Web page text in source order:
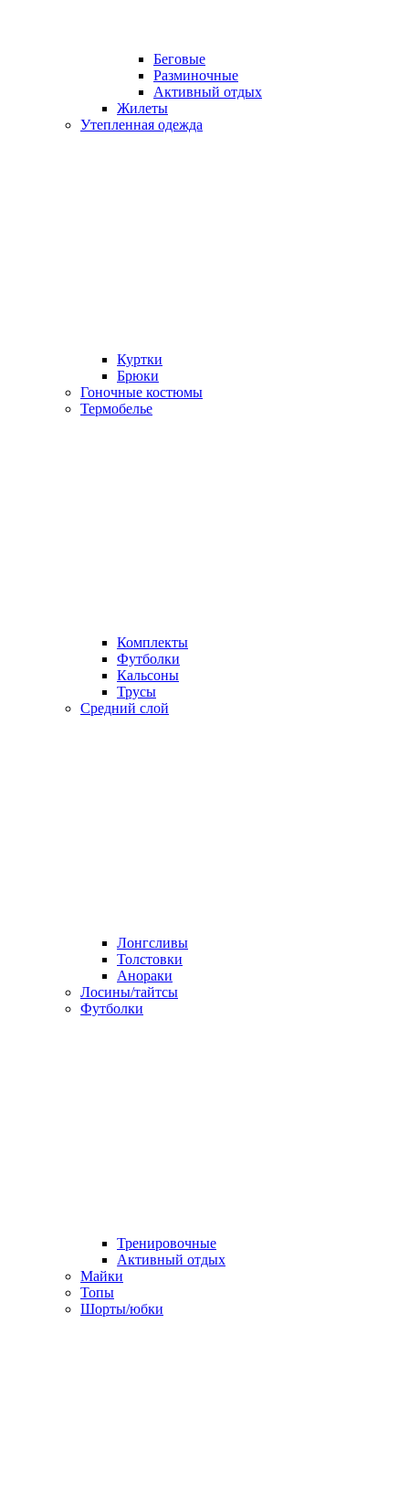
Беговые
Разминочные
Активный отдых
Жилеты
Утепленная одежда
Куртки
Брюки
Гоночные костюмы
Термобелье
Комплекты
Футболки
Кальсоны
Трусы
Средний слой
Лонгсливы
Толстовки
Анораки
Лосины/тайтсы
Футболки
Тренировочные
Активный отдых
Майки
Топы
Шорты/юбки